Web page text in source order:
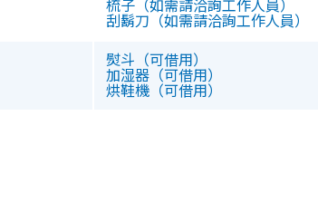
梳子（如需請洽詢工作人員）
刮鬍刀（如需請洽詢工作人員）
熨斗（可借用）
加湿器（可借用）
烘鞋機（可借用）